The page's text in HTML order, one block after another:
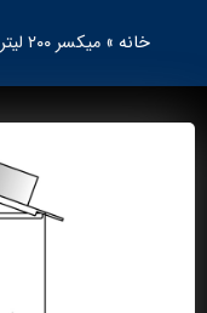
خانه » میکسر ۲۰۰ لیتری عمودی پلی اتیلن _ TK_MIX V 200 L